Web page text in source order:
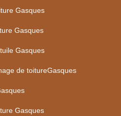
Gasques
Gasques
Gasques
de toitureGasques
Gasques